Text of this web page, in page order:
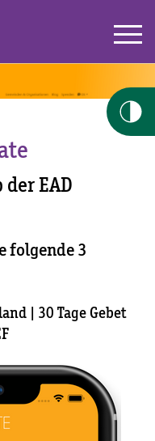
der EAD
folgende 3
| 30 Tage Gebet